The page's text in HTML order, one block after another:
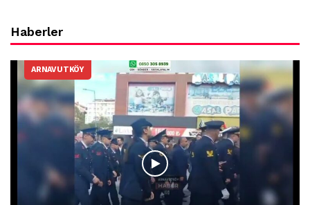
Haberler
ARNAVUTKÖY